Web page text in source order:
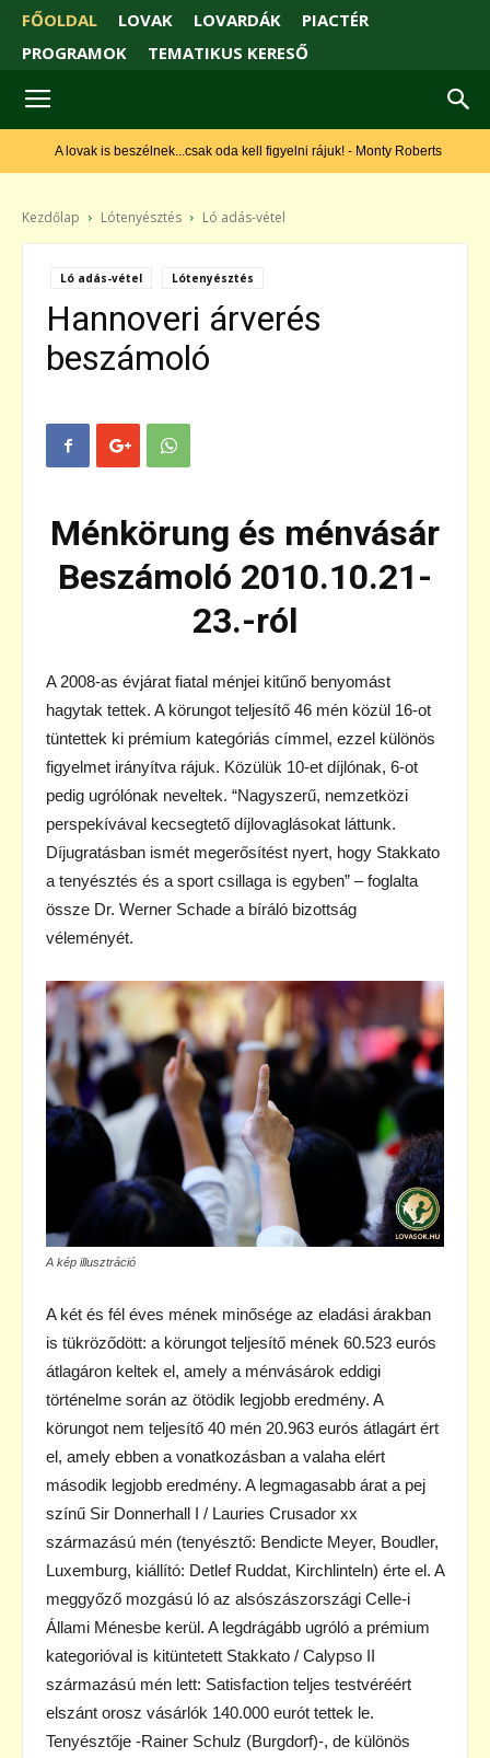
FŐOLDAL LOVAK LOVARDÁK
PIACTÉR
PROGRAMOK
TEMATIKUS KERESŐ
A lovak is beszélnek...csak oda kell figyelni rájuk! - Monty Roberts
Kezdőlap Lótenyésztés Ló adás-vétel
Ló adás-vétel Lótenyésztés
Hannoveri árverés
beszámoló
Ménkörung és ménvásár
Beszámoló 2010.10.21-
23.-ról
A 2008-as évjárat fiatal ménjei kitűnő benyomást
hagytak tettek. A körungot teljesítő 46 mén közül 16-ot
tüntettek ki prémium kategóriás címmel, ezzel különös
figyelmet irányítva rájuk. Közülük 10-et díjlónak, 6-ot
pedig ugrólónak neveltek. “Nagyszerű, nemzetközi
perspekívával kecsegtető díjlovaglásokat láttunk.
Díjugratásban ismét megerősítést nyert, hogy Stakkato
a tenyésztés és a sport csillaga is egyben” – foglalta
össze Dr. Werner Schade a bíráló bizottság
véleményét.
A kép illusztráció
A két és fél éves mének minősége az eladási árakban
is tükröződött: a körungot teljesítő mének 60.523 eurós
átlagáron keltek el, amely a ménvásárok eddigi
történelme során az ötödik legjobb eredmény. A
körungot nem teljesítő 40 mén 20.963 eurós átlagárt ért
el, amely ebben a vonatkozásban a valaha elért
második legjobb eredmény. A legmagasabb árat a pej
színű Sir Donnerhall I / Lauries Crusador xx
származású mén (tenyésztő: Bendicte Meyer, Boudler,
Luxemburg, kiállító: Detlef Ruddat, Kirchlinteln) érte el. A
meggyőző mozgású ló az alsószászországi Celle-i
Állami Ménesbe kerül. A legdrágább ugróló a prémium
kategorióval is kitüntetett Stakkato / Calypso II
származású mén lett: Satisfaction teljes testvéréért
elszánt orosz vásárlók 140.000 eurót tettek le.
Tenyésztője -Rainer Schulz (Burgdorf)-, de különös